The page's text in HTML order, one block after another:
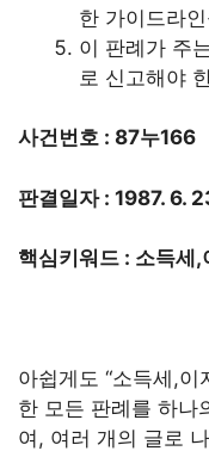
한 가이드라
이 판례가 주
로 신고해야
사건번호 : 87누166
판결일자 : 1987. 6.
핵심키워드 : 소득세
아쉽게도 “소득세,
한 모든 판례를 하나
여, 여러 개의 글로